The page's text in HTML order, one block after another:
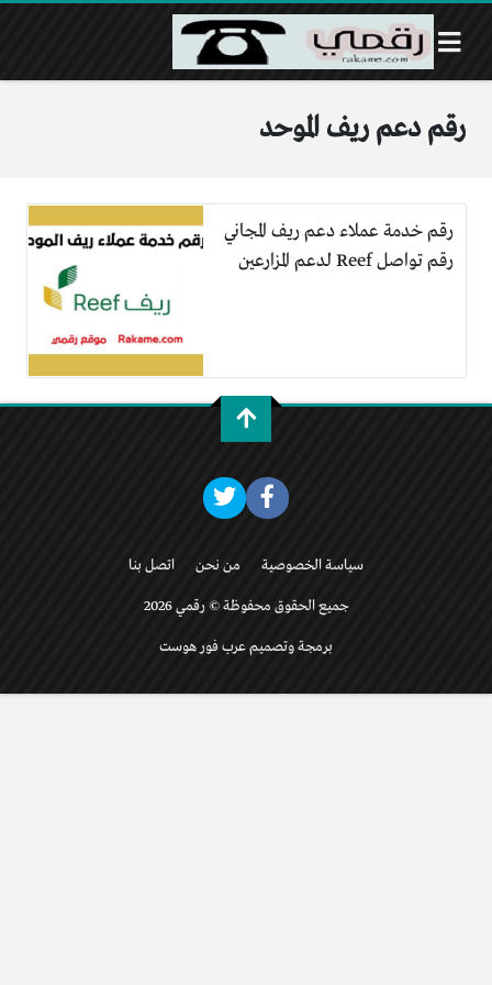
رقم دعم ريف الموحد
رقم خدمة عملاء دعم ريف المجاني
رقم تواصل Reef لدعم المزارعين
سياسة الخصوصية من نحن اتصل بنا
جميع الحقوق محفوظة © رقمي 2026
برمجة وتصميم عرب فور هوست